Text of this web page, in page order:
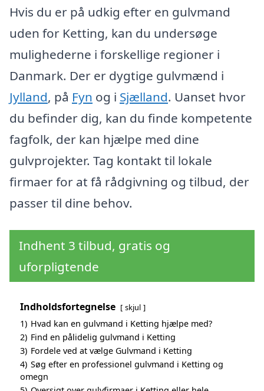
Hvis du er på udkig efter en gulvmand
uden for Ketting, kan du undersøge
mulighederne i forskellige regioner i
Danmark. Der er dygtige gulvmænd i
Jylland, på Fyn og i Sjælland. Uanset hvor
du befinder dig, kan du finde kompetente
fagfolk, der kan hjælpe med dine
gulvprojekter. Tag kontakt til lokale
firmaer for at få rådgivning og tilbud, der
passer til dine behov.
Indhent 3 tilbud, gratis og
uforpligtende
Indholdsfortegnelse skjul
1) Hvad kan en gulvmand i Ketting hjælpe med?
2) Find en pålidelig gulvmand i Ketting
3) Fordele ved at vælge Gulvmand i Ketting
4) Søg efter en professionel gulvmand i Ketting og
omegn